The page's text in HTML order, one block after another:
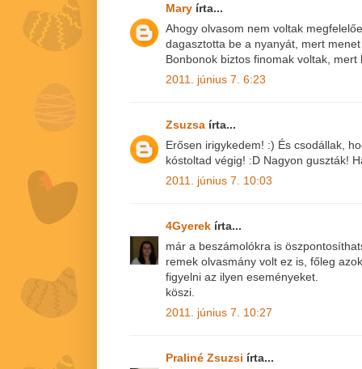
Mary írta...
Ahogy olvasom nem voltak
dagasztotta be a nyanyát, mert
Bonbonok biztos finomak voltak,
2011. június 7. 6:23
Zsuzsa írta...
Erősen irigykedem! :) És csodállak,
kóstoltad végig! :D Nagyon guszták!
2011. június 7. 10:03
4Gyerek írta...
már a beszámolókra is
remek olvasmány volt ez is, főleg
figyelni az ilyen eseményeket.
köszi.
2011. június 7. 10:27
Praliné Zsuzsi írta...